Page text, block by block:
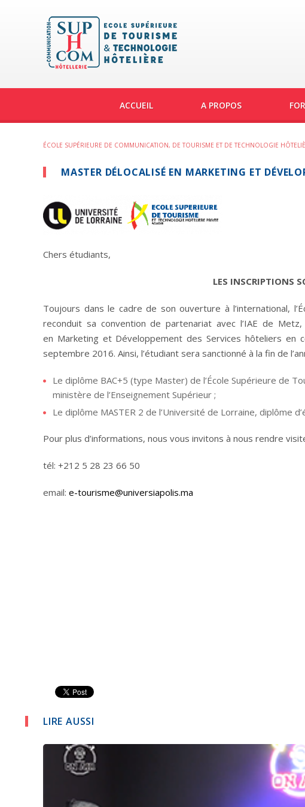
ACCUEIL A PROPOS
ÉCOLE SUPÉRIEURE DE COMMUNICATION, DE TOURISME ET DE TECHNOLOGIE
MASTER DÉLOCALISÉ EN MARKETING ET
Chers étudiants,
LES INSCRIPTIONS
Toujours dans le cadre de son ouverture à l’international,
reconduit sa convention de partenariat avec l’IAE de
en Marketing et Développement des Services hôteliers en
septembre 2016. Ainsi, l’étudiant sera sanctionné à la fin de
Le diplôme BAC+5 (type Master) de l’École Supérieure de
ministère de l’Enseignement Supérieur ;
Le diplôme MASTER 2 de l’Université de Lorraine, diplôme
Pour plus d’informations, nous vous invitons à nous rendre
tél: +212 5 28 23 66 50
email: e-tourisme@universiapolis.ma
LIRE AUSSI